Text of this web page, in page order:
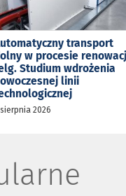
transport
w procesie
Studium wdrożenia
linii
2026